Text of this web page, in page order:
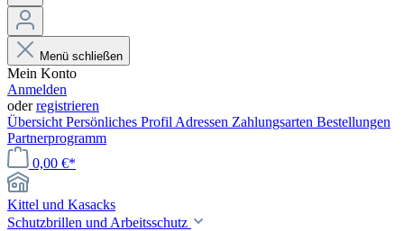
Menü schließen
Mein Konto
Anmelden
oderregistrieren
Übersicht Persönliches Profil Adressen Zahlungsarten Bestellungen
Partnerprogramm
0,00 €*
Kittel und Kasacks
Schutzbrillen und Arbeitsschutz